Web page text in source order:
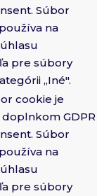
Súbor
na
pre súbory
„Iné".
cookie je
doplnkom GDPR
Súbor
na
pre súbory